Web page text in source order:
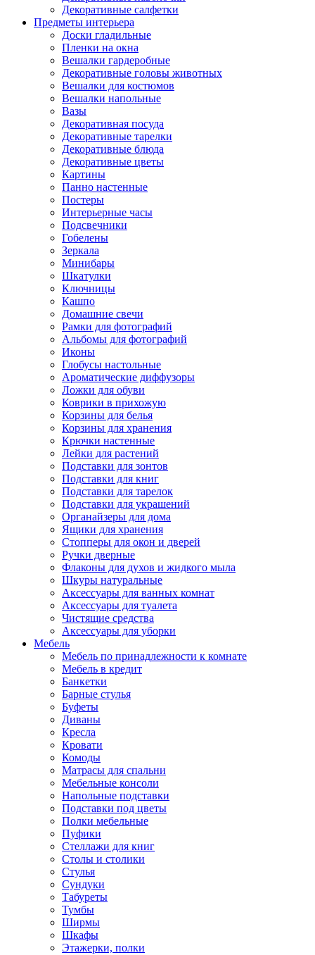
Декоративные салфетки
Предметы интерьера
Доски гладильные
Пленки на окна
Вешалки гардеробные
Декоративные головы животных
Вешалки для костюмов
Вешалки напольные
Вазы
Декоративная посуда
Декоративные тарелки
Декоративные блюда
Декоративные цветы
Картины
Панно настенные
Постеры
Интерьерные часы
Подсвечники
Гобелены
Зеркала
Минибары
Шкатулки
Ключницы
Кашпо
Домашние свечи
Рамки для фотографий
Альбомы для фотографий
Иконы
Глобусы настольные
Ароматические диффузоры
Ложки для обуви
Коврики в прихожую
Корзины для белья
Корзины для хранения
Крючки настенные
Лейки для растений
Подставки для зонтов
Подставки для книг
Подставки для тарелок
Подставки для украшений
Органайзеры для дома
Ящики для хранения
Стопперы для окон и дверей
Ручки дверные
Флаконы для духов и жидкого мыла
Шкуры натуральные
Аксессуары для ванных комнат
Аксессуары для туалета
Чистящие средства
Аксессуары для уборки
Мебель
Мебель по принадлежности к комнате
Мебель в кредит
Банкетки
Барные стулья
Буфеты
Диваны
Кресла
Кровати
Комоды
Матрасы для спальни
Мебельные консоли
Напольные подставки
Подставки под цветы
Полки мебельные
Пуфики
Стеллажи для книг
Столы и столики
Стулья
Сундуки
Табуреты
Тумбы
Ширмы
Шкафы
Этажерки, полки